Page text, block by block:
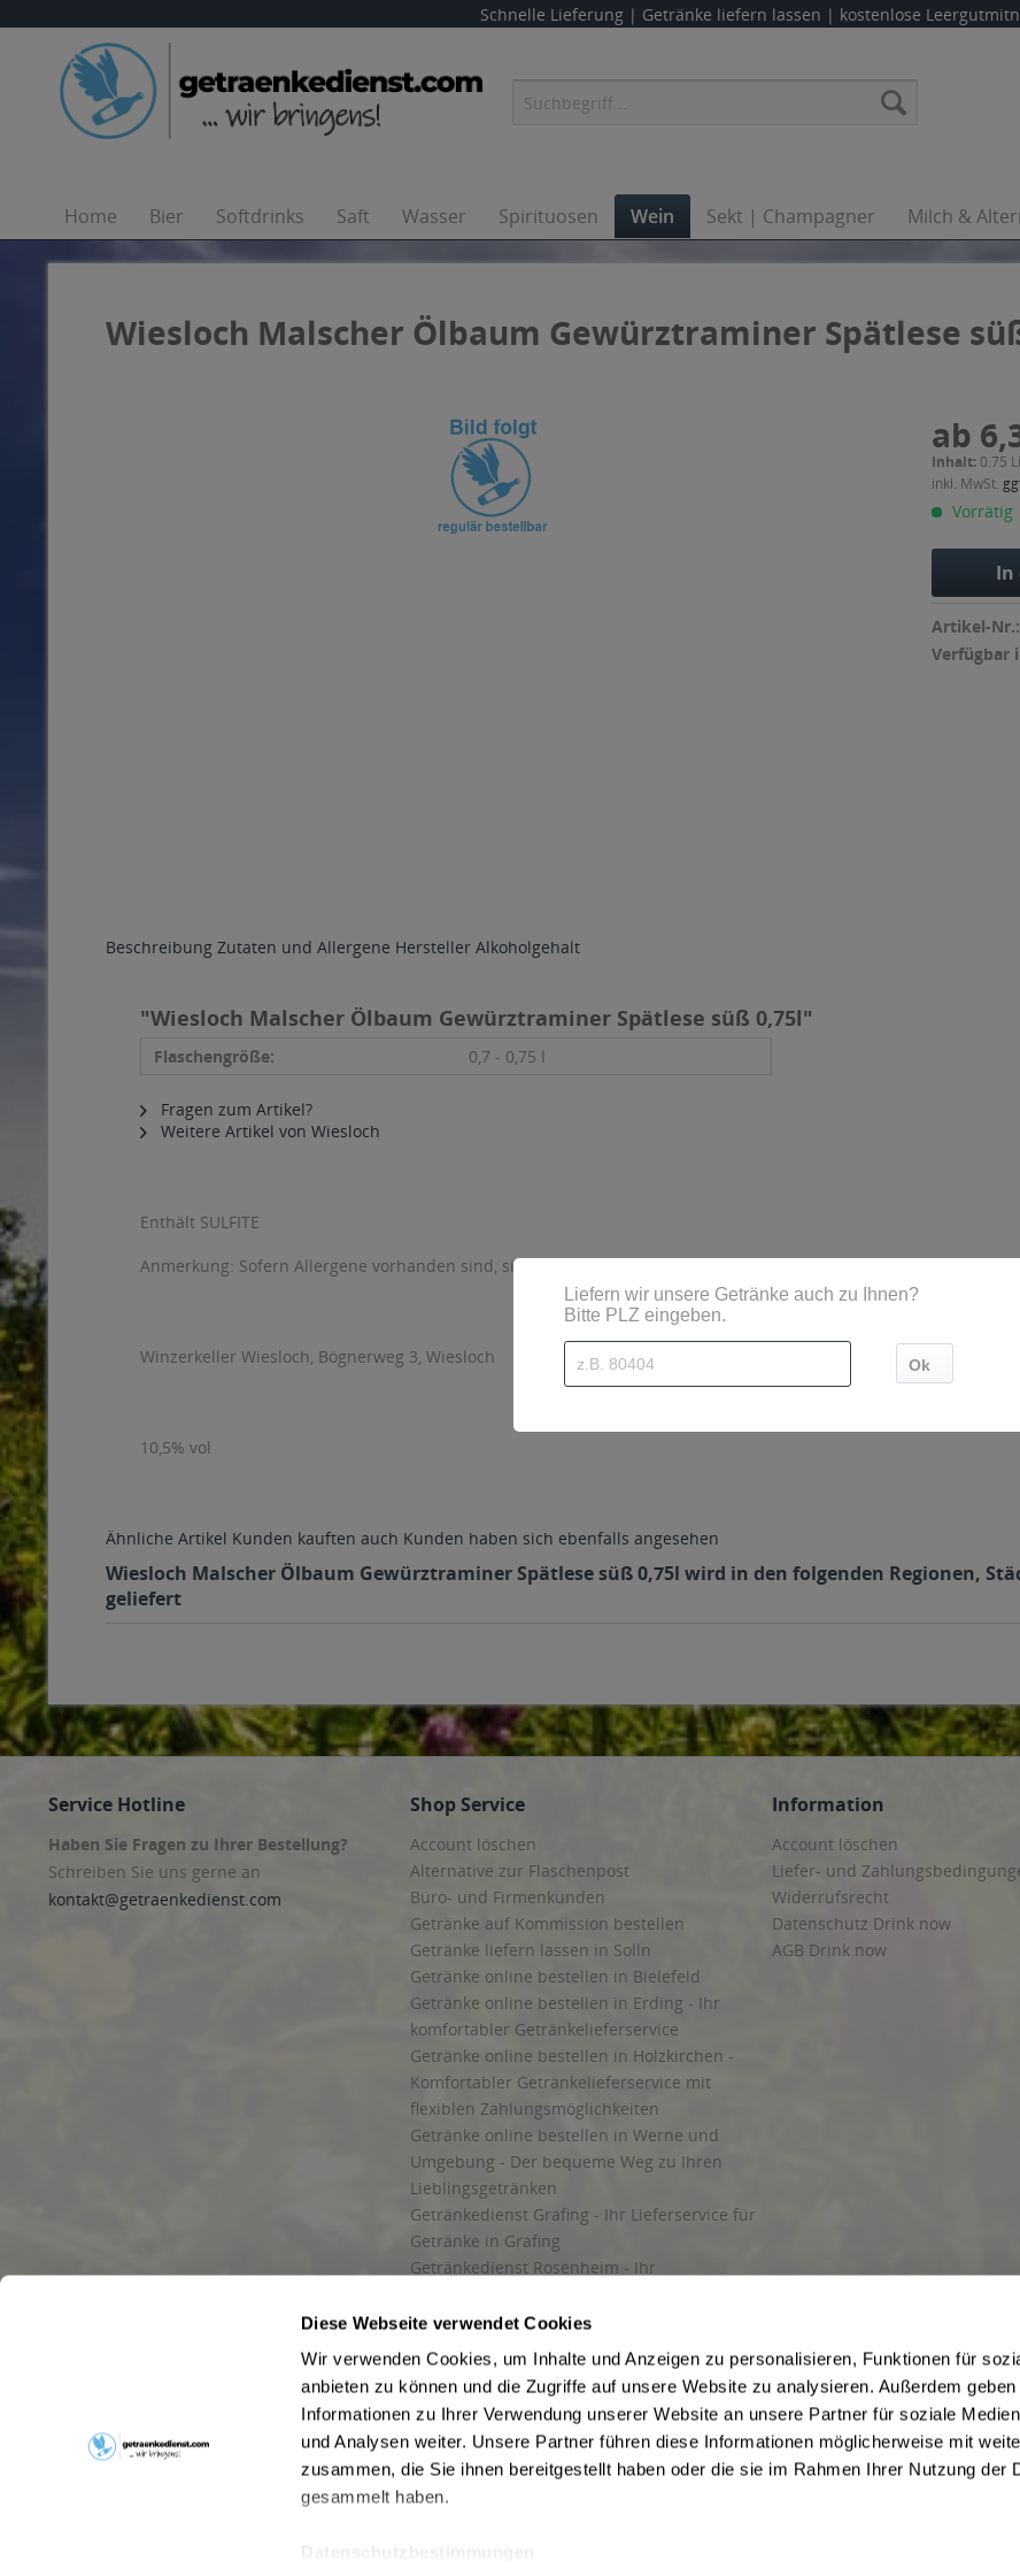
Diese Webseite verwendet Cookies
Wir verwenden Cookies, um Inhalte und Anzeigen zu personalisieren, Funktionen für
anbieten zu können und die Zugriffe auf unsere Website zu analysieren. Außerdem geben
Informationen zu Ihrer Verwendung unserer Website an unsere Partner für soziale
und Analysen weiter. Unsere Partner führen diese Informationen möglicherweise mit
zusammen, die Sie ihnen bereitgestellt haben oder die sie im Rahmen Ihrer Nutzung der
gesammelt haben.
Schnelle Lieferung | Getränke liefern lassen | kostenlose
Home Bier Softdrinks Saft Wasser Spirituosen Wein Sekt | Champagner Milch &
Wiesloch Malscher Ölbaum Gewürztraminer Spätlese
ab
Inhalt: 0.75
inkl. MwSt.
Vorrätig
In
Artikel-Nr.:
Verfügbar
Beschreibung Zutaten und Allergene Hersteller Alkoholgehalt
"Wiesloch Malscher Ölbaum Gewürztraminer Spätlese süß 0,75l"
Flaschengröße: 0,7 - 0,75 l
Fragen zum Artikel?
Weitere Artikel von Wiesloch
Enthält SULFITE
Anmerkung: Sofern Allergene vorhanden sind, sind diese mittels Großbuchstaben besonders hervorgehoben
Winzerkeller Wiesloch, Bögnerweg 3, Wiesloch
10,5% vol
Ähnliche Artikel Kunden kauften auch Kunden haben sich ebenfalls angesehen
Wiesloch Malscher Ölbaum Gewürztraminer Spätlese süß 0,75l wird in den folgenden Regionen,
geliefert
Service Hotline
Haben Sie Fragen zu Ihrer Bestellung?
Schreiben Sie uns gerne an
kontakt@getraenkedienst.com
Shop Service
Account löschen
Alternative zur Flaschenpost
Büro- und Firmenkunden
Getränke auf Kommission bestellen
Getränke liefern lassen in Solln
Getränke online bestellen in Bielefeld
Getränke online bestellen in Erding - Ihr
komfortabler Getränkelieferservice
Getränke online bestellen in Holzkirchen -
Komfortabler Getränkelieferservice mit
flexiblen Zahlungsmöglichkeiten
Getränke online bestellen in Werne und
Umgebung - Der bequeme Weg zu Ihren
Lieblingsgetränken
Getränkedienst Grafing - Ihr Lieferservice für
Getränke in Grafing
Getränkedienst Rosenheim - Ihr
und Umgebung
Getränkelieferung in Starnberg
Liefergebiet
Lieferservice für Getränke
Wir liefern Getränke
Kontakt
Newsletter
Information
Account löschen
Liefer- und
Widerrufsrecht
Datenschutz Drink now
AGB Drink now